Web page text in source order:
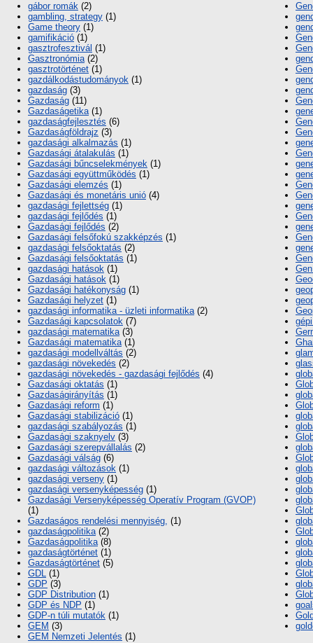
gábor romák (2)
gambling, strategy (1)
Game theory (1)
gamifikáció (1)
gasztrofesztivál (1)
Gasztronómia(2)
gasztrotörténet (1)
gazdálkodástudományok (1)
gazdaság (3)
Gazdaság (11)
Gazdaságetika(1)
gazdaságfejlesztés (6)
Gazdaságföldrajz (3)
gazdasági alkalmazás (1)
Gazdasági átalakulás (1)
Gazdasági bűncselekmények (1)
Gazdasági együttműködés (1)
Gazdasági elemzés (1)
Gazdasági és monetáris unió (4)
gazdasági fejlettség (1)
gazda­sági fejlődés (1)
Gazdasági fejlődés (2)
Gazdasági felsőfokú szakképzés (1)
gazdasági felsőoktatás (2)
Gazdasági felsőoktatás (1)
gazdasági hatások (1)
Gazdasági hatások (1)
Gazdasági hatékonyság (1)
Gazdasági helyzet (1)
gazdasági informatika - üzleti informatika(2)
Gazdasági kapcsolatok (7)
gazdasági matematika(3)
Gazdasági matematika(1)
gazdasági modellváltás (2)
gazdasági növekedés (2)
gazdasági növekedés - gazdasági fejlődés (4)
Gazdasági oktatás (1)
Gazdaságirányítás (1)
Gazdasági reform (1)
Gazdasági stabilizáció (1)
gazdasági szabályozás (1)
Gazdasági szaknyelv (3)
Gazdasági szerepvállalás (2)
Gazdasági válság (6)
gazdasági változások (1)
gazdasági verseny (1)
gazdasági versenyképesség (1)
Gazdasági Versenyképesség Operatív Program (GVOP)
(1)
Gazdaságos rendelési mennyiség, (1)
gazdaságpolitika(2)
Gazdaságpolitika(8)
gazdaságtörténet (1)
Gazdaságtörténet (5)
GDL (1)
GDP (3)
GDP Distribution (1)
GDP és NDP (1)
GDP-n túli mutatók (1)
GEM (3)
GEM Nemzeti Jelentés (1)